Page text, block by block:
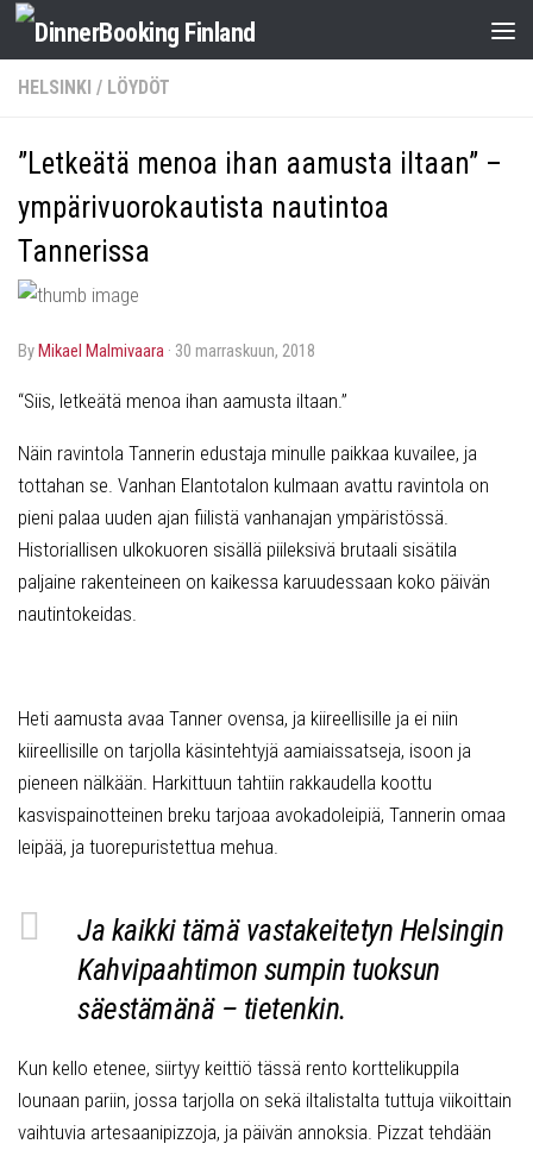
HELSINKI / LÖYDÖT
”Letkeätä menoa ihan aamusta iltaan” –
ympärivuorokautista nautintoa
Tannerissa
byMikael Malmivaara · 30 marraskuun, 2018
“Siis, letkeätä menoa ihan aamusta iltaan.”
Näin ravintola Tannerin edustaja minulle paikkaa kuvailee, ja
tottahan se. Vanhan Elantotalon kulmaan avattu ravintola on
pieni palaa uuden ajan fiilistä vanhanajan ympäristössä.
Historiallisen ulkokuoren sisällä piileksivä brutaali sisätila
paljaine rakenteineen on kaikessa karuudessaan koko päivän
nautintokeidas.
Heti aamusta avaa Tanner ovensa, ja kiireellisille ja ei niin
kiireellisille on tarjolla käsintehtyjä aamiaissatseja, isoon ja
pieneen nälkään. Harkittuun tahtiin rakkaudella koottu
kasvispainotteinen breku tarjoaa avokadoleipiä, Tannerin omaa
leipää, ja tuorepuristettua mehua.
Ja kaikki tämä vastakeitetyn Helsingin
Kahvipaahtimon sumpin tuoksun
säestämänä – tietenkin.
Kun kello etenee, siirtyy keittiö tässä rento korttelikuppila
lounaan pariin, jossa tarjolla on sekä iltalistalta tuttuja viikoittain
vaihtuvia artesaanipizzoja, ja päivän annoksia. Pizzat tehdään